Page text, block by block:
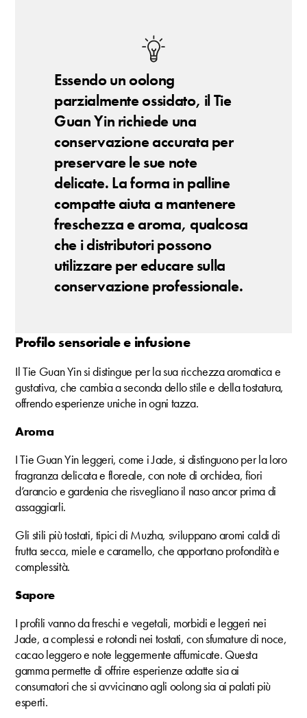
Essendo un oolong
parzialmente ossidato, il Tie
Guan Yin richiede una
conservazione accurata per
preservare le sue note
delicate. La forma in palline
compatte aiuta a mantenere
freschezza e aroma, qualcosa
che i distributori possono
utilizzare per educare sulla
conservazione professionale.
Profilo sensoriale e infusione
Il Tie Guan Yin si distingue per la sua ricchezza aromatica e
gustativa, che cambia a seconda dello stile e della tostatura,
offrendo esperienze uniche in ogni tazza.
Aroma
I Tie Guan Yin leggeri, come i Jade, si distinguono per la loro
fragranza delicata e floreale, con note di orchidea, fiori
d’arancio e gardenia che risvegliano il naso ancor prima di
assaggiarli.
Gli stili più tostati, tipici di Muzha, sviluppano aromi caldi di
frutta secca, miele e caramello, che apportano profondità e
complessità.
Sapore
I profili vanno da freschi e vegetali, morbidi e leggeri nei
Jade, a complessi e rotondi nei tostati, con sfumature di noce,
cacao leggero e note leggermente affumicate. Questa
gamma permette di offrire esperienze adatte sia ai
consumatori che si avvicinano agli oolong sia ai palati più
esperti.